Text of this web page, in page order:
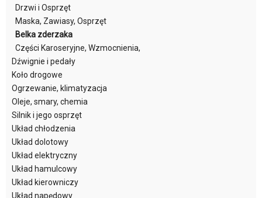
Drzwi i Osprzęt
Maska, Zawiasy, Osprzęt
Belka zderzaka
Części Karoseryjne, Wzmocnienia,
Dźwignie i pedały
Koło drogowe
Ogrzewanie, klimatyzacja
Oleje, smary, chemia
Silnik i jego osprzęt
Układ chłodzenia
Układ dolotowy
Układ elektryczny
Układ hamulcowy
Układ kierowniczy
Układ napędowy